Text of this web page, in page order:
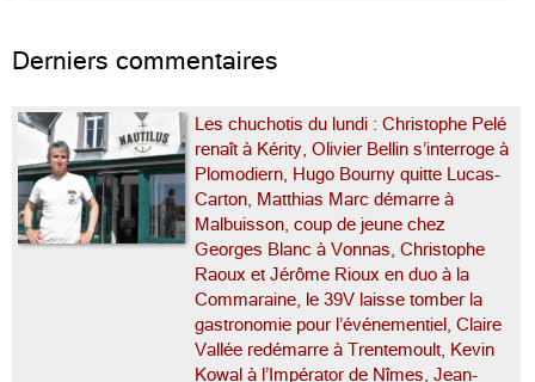
Derniers commentaires
Les chuchotis du lundi : Christophe Pelé
renaît à Kérity, Olivier Bellin s’interroge à
Plomodiern, Hugo Bourny quitte Lucas-
Carton, Matthias Marc démarre à
Malbuisson, coup de jeune chez
Georges Blanc à Vonnas, Christophe
Raoux et Jérôme Rioux en duo à la
Commaraine, le 39V laisse tomber la
gastronomie pour l’événementiel, Claire
Vallée redémarre à Trentemoult, Kevin
Kowal à l’Impérator de Nîmes, Jean-